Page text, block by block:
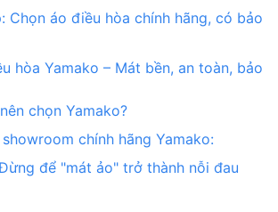
Chọn áo điều hòa chính hãng, có bảo
hòa Yamako – Mát bền, an toàn, bảo
chọn Yamako?
chính hãng Yamako:
để "mát ảo" trở thành nỗi đau